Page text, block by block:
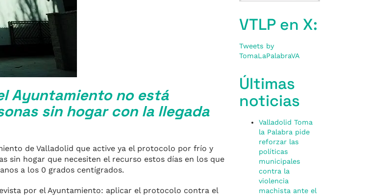
Ayuntamiento no está
sin hogar con la llegada
de Valladolid que active ya el protocolo por frío y
sin hogar que necesiten el recurso estos días en los que
a los 0 grados centígrados.
por el Ayuntamiento: aplicar el protocolo contra el
VTLP en X:
Tweets by
TomaLaPalabraVA
Últimas
noticias
Valladolid Toma
la Palabra pide
reforzar las
políticas
municipales
contra la
violencia
machista ante el